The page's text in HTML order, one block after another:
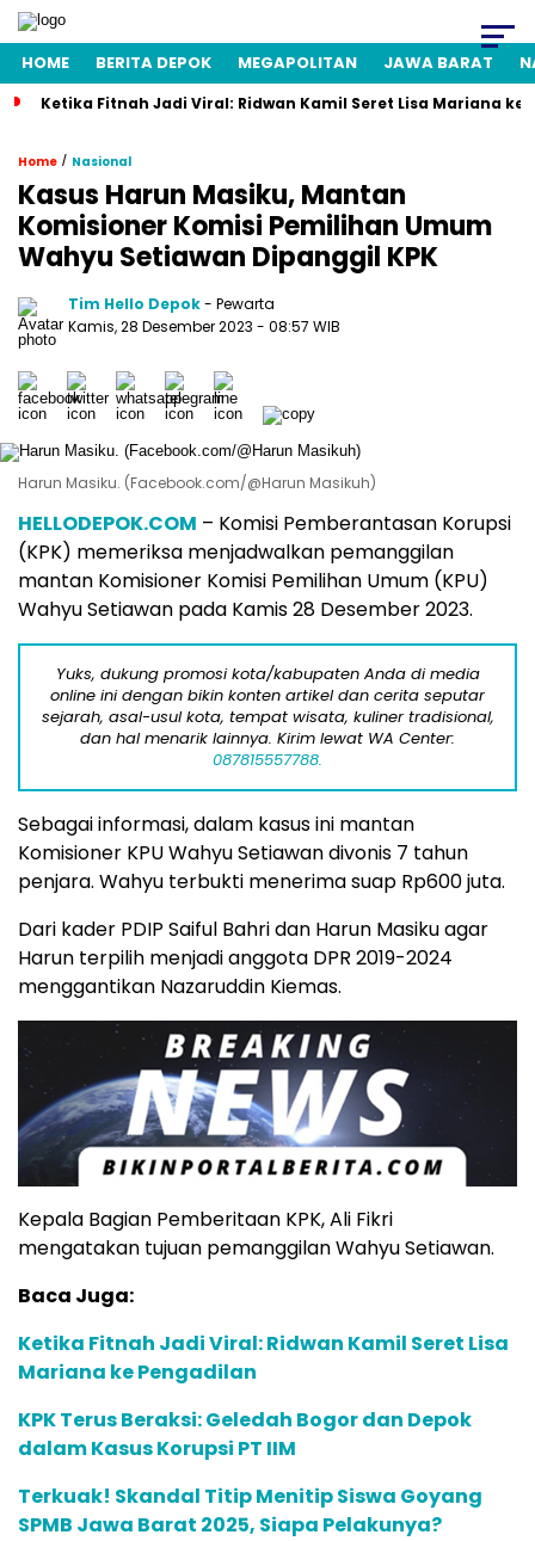
HOME BERITA DEPOK MEGAPOLITAN JAWA BARAT
Ketika Fitnah Jadi Viral: Ridwan Kamil Seret Lisa Mariana ke
Home / Nasional
Kasus Harun Masiku, Mantan
Komisioner Komisi Pemilihan Umum
Wahyu Setiawan Dipanggil KPK
Tim Hello Depok- Pewarta
Kamis, 28 Desember 2023 - 08:57 WIB
Harun Masiku. (Facebook.com/@Harun Masikuh)
HELLODEPOK.COM – Komisi Pemberantasan Korupsi
(KPK) memeriksa menjadwalkan pemanggilan
mantan Komisioner Komisi Pemilihan Umum (KPU)
Wahyu Setiawan pada Kamis 28 Desember 2023.
Yuks, dukung promosi kota/kabupaten Anda di media
online ini dengan bikin konten artikel dan cerita seputar
sejarah, asal-usul kota, tempat wisata, kuliner tradisional,
dan hal menarik lainnya. Kirim lewat WA Center:
087815557788.
Sebagai informasi, dalam kasus ini mantan
Komisioner KPU Wahyu Setiawan divonis 7 tahun
penjara. Wahyu terbukti menerima suap Rp600 juta.
Dari kader PDIP Saiful Bahri dan Harun Masiku agar
Harun terpilih menjadi anggota DPR 2019-2024
menggantikan Nazaruddin Kiemas.
Kepala Bagian Pemberitaan KPK, Ali Fikri
mengatakan tujuan pemanggilan Wahyu Setiawan.
Baca Juga:
Ketika Fitnah Jadi Viral: Ridwan Kamil Seret Lisa
Mariana ke Pengadilan
KPK Terus Beraksi: Geledah Bogor dan Depok
dalam Kasus Korupsi PT IIM
Terkuak! Skandal Titip Menitip Siswa Goyang
SPMB Jawa Barat 2025, Siapa Pelakunya?